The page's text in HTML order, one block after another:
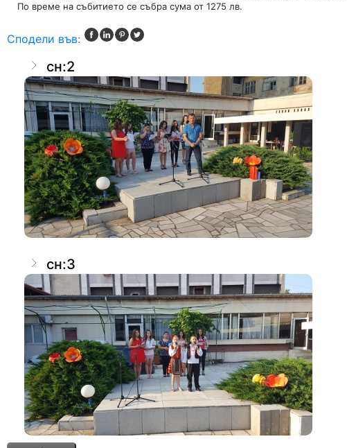
По време на събитието се събра сума от 1275 лв.
Сподели във:
сн:2
сн:3